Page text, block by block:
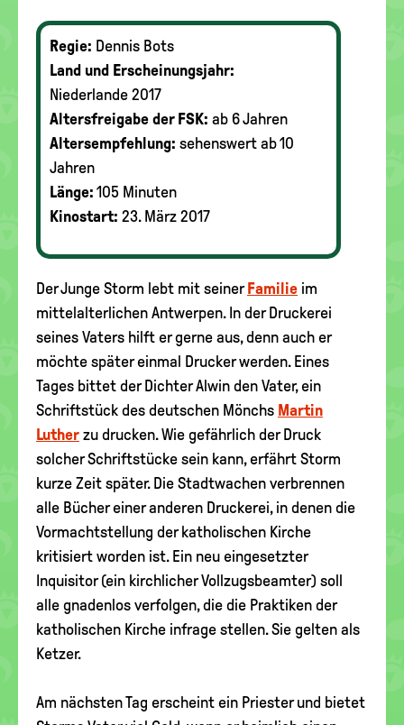
Regie: Dennis Bots
Land und Erscheinungsjahr:
Niederlande 2017
Altersfreigabe der FSK: ab 6 Jahren
Altersempfehlung: sehenswert ab 10
Jahren
Länge: 105 Minuten
Kinostart: 23. März 2017
Der Junge Storm lebt mit seiner Familie im
mittelalterlichen Antwerpen. In der Druckerei
seines Vaters hilft er gerne aus, denn auch er
möchte später einmal Drucker werden. Eines
Tages bittet der Dichter Alwin den Vater, ein
Schriftstück des deutschen Mönchs Martin
Luther zu drucken. Wie gefährlich der Druck
solcher Schriftstücke sein kann, erfährt Storm
kurze Zeit später. Die Stadtwachen verbrennen
alle Bücher einer anderen Druckerei, in denen die
Vormachtstellung der katholischen Kirche
kritisiert worden ist. Ein neu eingesetzter
Inquisitor (ein kirchlicher Vollzugsbeamter) soll
alle gnadenlos verfolgen, die die Praktiken der
katholischen Kirche infrage stellen. Sie gelten als
Ketzer.
Am nächsten Tag erscheint ein Priester und bietet